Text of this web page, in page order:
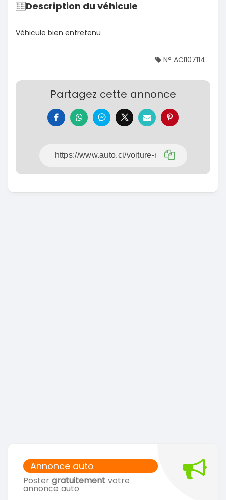
Annonce auto
Poster gratuitement votre
annonce auto
Description du véhicule
Véhicule bien entretenu
N° ACI107114
Partagez cette annonce